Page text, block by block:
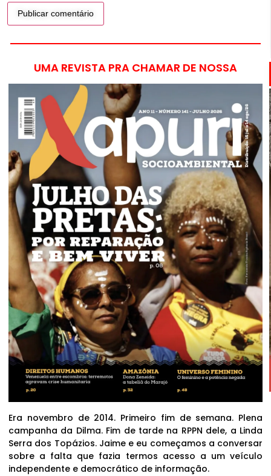
UMA REVISTA PRA CHAMAR DE NOSSA
Era novembro de 2014. Primeiro fim de semana. Plena
campanha da Dilma. Fim de tarde na RPPN dele, a Linda
Serra dos Topázios. Jaime e eu começamos a conversar
sobre a falta que fazia termos acesso a um veículo
independente e democrático de informação.